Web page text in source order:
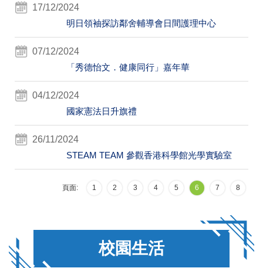
17/12/2024
明日領袖探訪鄰舍輔導會日間護理中心
07/12/2024
「秀德怡文．健康同行」嘉年華
04/12/2024
國家憲法日升旗禮
26/11/2024
STEAM TEAM 參觀香港科學館光學實驗室
頁面: 1 2 3 4 5 6 7 8
校園生活